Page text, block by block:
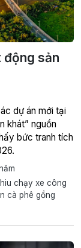
động sản
dự án mới tại
khát” nguồn
bức tranh tích
chạy xe công
cà phê gồng